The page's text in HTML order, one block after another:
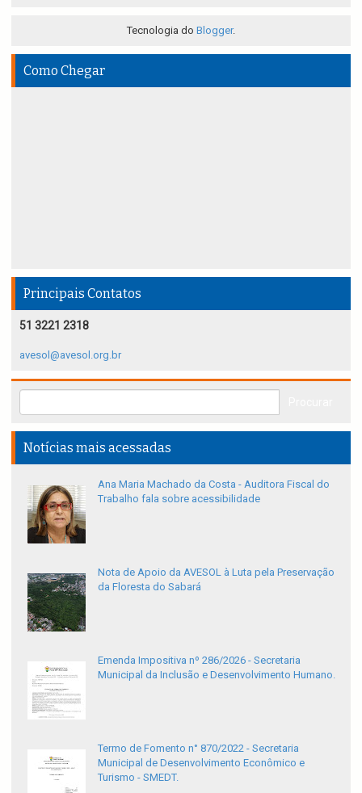
Tecnologia do Blogger.
Como Chegar
Principais Contatos
51 3221 2318
avesol@avesol.org.br
Notícias mais acessadas
Ana Maria Machado da Costa - Auditora Fiscal do
Trabalho fala sobre acessibilidade
Nota de Apoio da AVESOL à Luta pela Preservação
da Floresta do Sabará
Emenda Impositiva nº 286/2026 - Secretaria
Municipal da Inclusão e Desenvolvimento Humano.
Termo de Fomento n° 870/2022 - Secretaria
Municipal de Desenvolvimento Econômico e
Turismo - SMEDT.